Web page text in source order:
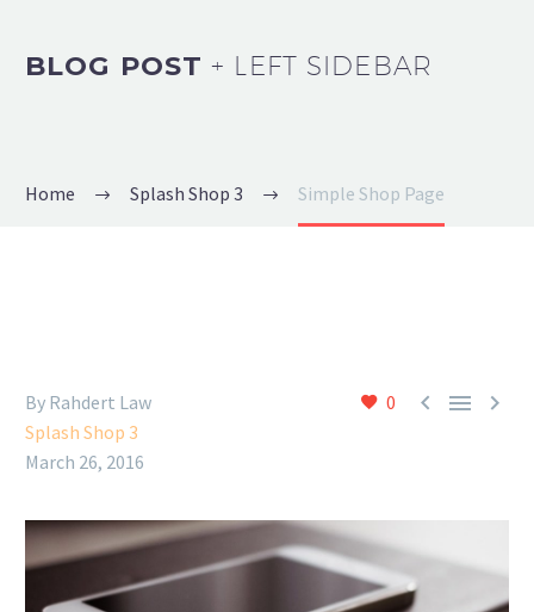
BLOG POST+ LEFT SIDEBAR
Home Splash Shop 3 Simple Shop Page
0   
By Rahdert Law
Splash Shop 3
March 26, 2016